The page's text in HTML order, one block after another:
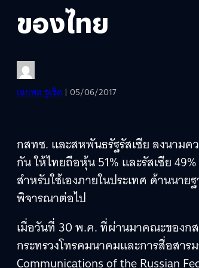
ของไทย
เอกพล ชูเชิด | 05/06/2017
กสทช. และสหพันธรัฐรัสเซีย ลงนาม
กัน ให้ไทยถือหุ้น 51% และรัสเซีย
สำหรับใช้เองภายในประเทศ ด้านนา
พิจารณาต่อไป
เมื่อวันที่ 30 พ.ค. ที่ผ่านมาคณะของก
กระทรวงโทรคมนาคมและการสื่อสา
Communications of the Russian